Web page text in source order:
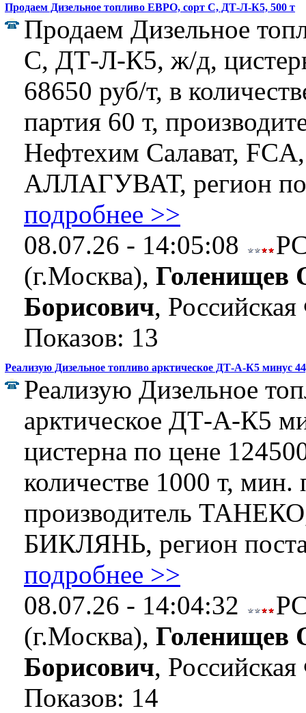
Продаем Дизельное топливо ЕВРО, сорт C, ДТ-Л-К5, 500 т
Продаем Дизельное
C, ДТ-Л-К5, ж/д,
68650 руб/т, в
партия 60 т,
Нефтехим Салават, FCA,
АЛЛАГУВАТ, регион
подробнее >>
08.07.26 - 14:05:08
(г.Москва), Голенищев
Борисович,
Показов: 13
Реализую Дизельное топливо арктическое ДТ-А-К5 минус
Реализую Дизельное
арктическое ДТ-А-К5
цистерна по цене
количестве 1000 т, мин.
производитель
БИКЛЯНЬ, регион
подробнее >>
08.07.26 - 14:04:32
(г.Москва), Голенищев
Борисович,
Показов: 14